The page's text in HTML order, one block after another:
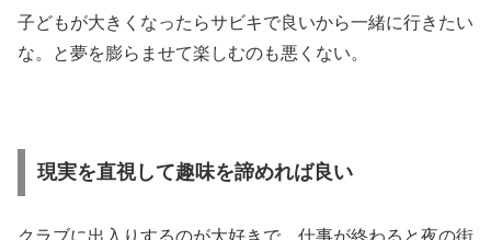
子どもが大きくなったらサビキで良いから一緒に行きたい
な。と夢を膨らませて楽しむのも悪くない。
現実を直視して趣味を諦めれば良い
クラブに出入りするのが大好きで、仕事が終わると夜の街